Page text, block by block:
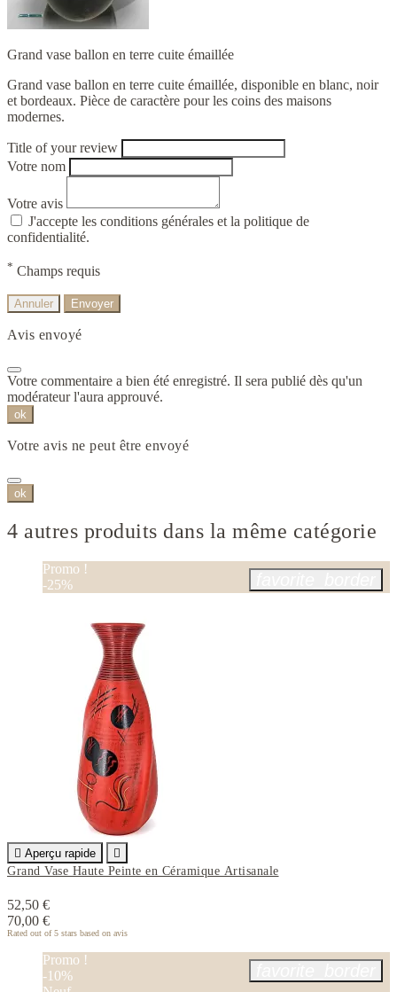
Grand vase ballon en terre cuite émaillée
Grand vase ballon en terre cuite émaillée, disponible en blanc, noir
et bordeaux. Pièce de caractère pour les coins des maisons
modernes.
Title of your review
Votre nom
Votre avis
J'accepte les conditions générales et la politique de
confidentialité.
* Champs requis
Annuler Envoyer
Avis envoyé
Votre commentaire a bien été enregistré. Il sera publié dès qu'un
modérateur l'aura approuvé.
ok
Votre avis ne peut être envoyé
ok
4 autres produits dans la même catégorie
Promo !
-25%
 Aperçu rapide

Grand Vase Haute Peinte en Céramique Artisanale
52,50 €
70,00 €
Rated out of 5 stars based on avis
Promo !
-10%